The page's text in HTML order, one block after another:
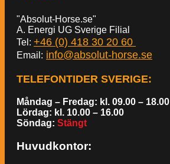
"Absolut-Horse.se"
A. Energi UG Sverige Filial
Tel: +46 (0) 418 30 20 60
Email: info@absolut-horse.se
TELEFONTIDER SVERIGE:
Måndag – Fredag: kl. 09.00 – 18.00
Lördag: kl. 10.00 – 16.00
Söndag: Stängt
Huvudkontor: